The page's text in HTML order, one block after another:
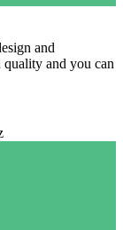
and
and you can